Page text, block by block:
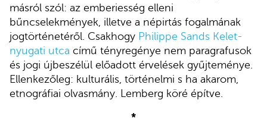
másról szól: az emberiesség elleni
bűncselekmények, illetve a népirtás fogalmának
jogtörténetéről. Csakhogy Philippe Sands Kelet-
nyugati utca című tényregénye nem paragrafusok
és jogi újbeszélül előadott érvelések gyűjteménye.
Ellenkezőleg: kulturális, történelmi s ha akarom,
etnográfiai olvasmány. Lemberg köré építve.
*